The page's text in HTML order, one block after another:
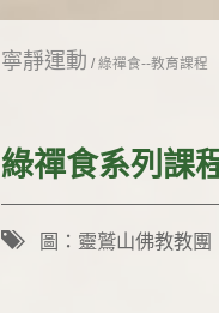
寧靜運動 /綠禪食--教育課程
綠禪食系列課
圖：靈鷲山佛教教團